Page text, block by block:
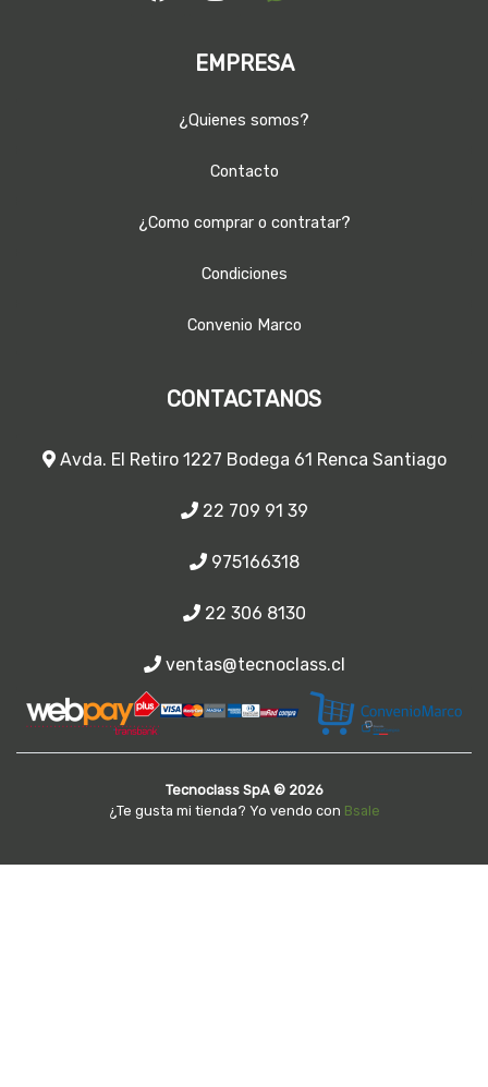
EMPRESA
¿Quienes somos?
Contacto
¿Como comprar o contratar?
Condiciones
Convenio Marco
CONTACTANOS
Avda. El Retiro 1227 Bodega 61 Renca Santiago
22 709 91 39
975166318
22 306 8130
ventas@tecnoclass.cl
Tecnoclass SpA © 2026
¿Te gusta mi tienda? Yo vendo con Bsale